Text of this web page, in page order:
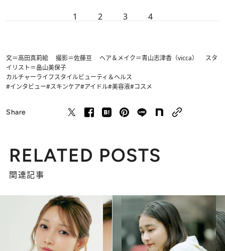
1 2 3 4
文＝高田真莉絵 撮影＝佐藤亘 ヘア＆メイク＝青山志津香（vicca） スタ
イリスト＝畠山美保子
カルチャーライフスタイルビューティ＆ヘルス
#インタビュー#スキンケア#アイドル#美容液#コスメ
Share
RELATED POSTS
関連記事